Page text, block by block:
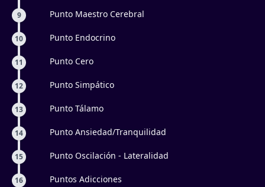
9 Punto Maestro Cerebral
10 Punto Endocrino
11 Punto Cero
12 Punto Simpático
13 Punto Tálamo
14 Punto Ansiedad/Tranquilidad
15 Punto Oscilación - Lateralidad
16 Puntos Adicciones